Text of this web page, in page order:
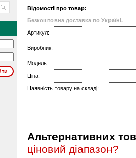
Відомості про товар:
Безкоштовна доставка по Україні.
Артикул:
Виробник:
Модель:
Ціна:
Наявність товару на складі:
Альтернативних
ціновий діапазон?